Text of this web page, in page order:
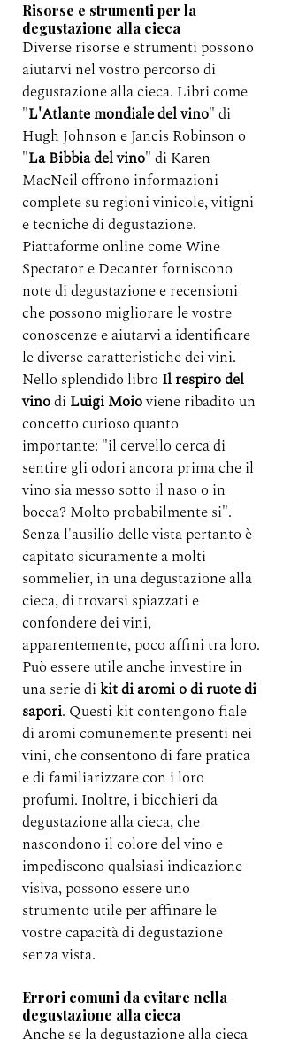
Risorse e strumenti per la
degustazione alla cieca
Diverse risorse e strumenti possono
aiutarvi nel vostro percorso di
degustazione alla cieca. Libri come
"L'Atlante mondiale del vino" di
Hugh Johnson e Jancis Robinson o
"La Bibbia del vino" di Karen
MacNeil offrono informazioni
complete su regioni vinicole, vitigni
e tecniche di degustazione.
Piattaforme online come Wine
Spectator e Decanter forniscono
note di degustazione e recensioni
che possono migliorare le vostre
conoscenze e aiutarvi a identificare
le diverse caratteristiche dei vini.
Nello splendido libro Il respiro del
vino di Luigi Moio viene ribadito un
concetto curioso quanto
importante: "il cervello cerca di
sentire gli odori ancora prima che il
vino sia messo sotto il naso o in
bocca? Molto probabilmente si".
Senza l'ausilio delle vista pertanto è
capitato sicuramente a molti
sommelier, in una degustazione alla
cieca, di trovarsi spiazzati e
confondere dei vini,
apparentemente, poco affini tra loro.
Può essere utile anche investire in
una serie di kit di aromi o di ruote di
sapori. Questi kit contengono fiale
di aromi comunemente presenti nei
vini, che consentono di fare pratica
e di familiarizzare con i loro
profumi. Inoltre, i bicchieri da
degustazione alla cieca, che
nascondono il colore del vino e
impediscono qualsiasi indicazione
visiva, possono essere uno
strumento utile per affinare le
vostre capacità di degustazione
senza vista.
Errori comuni da evitare nella
degustazione alla cieca
Anche se la degustazione alla cieca